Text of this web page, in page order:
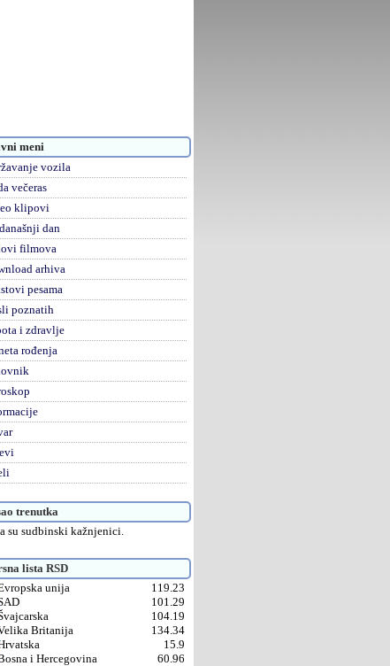
meni
vozila
večeras
klipovi
dan
filmova
arhiva
pesama
poznatih
i zdravlje
rođenja
trenutka
su sudbinski kažnjenici.
lista RSD
unija
119.23
101.29
104.19
Britanija
134.34
15.9
i Hercegovina
60.96